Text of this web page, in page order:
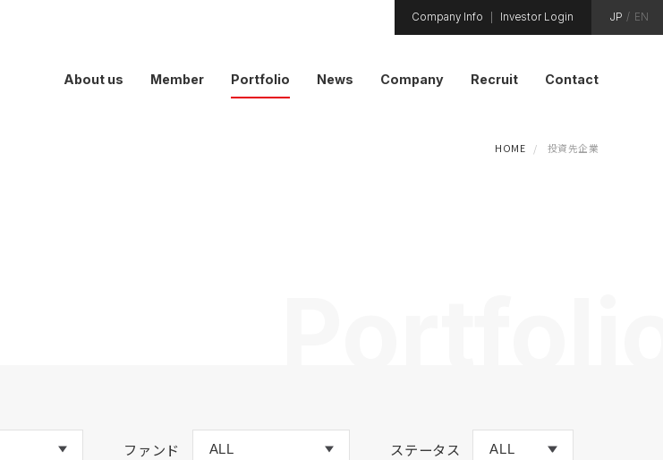
About us Member Portfolio News Company Recruit Contact
Company Info Investor Login JP / EN
HOME 投資先企業
ファンド ステータス